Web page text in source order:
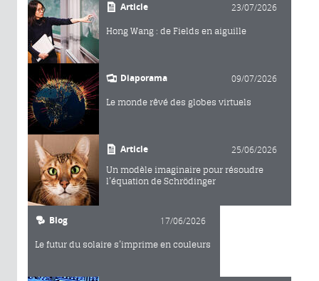
Article 23/07/2026
Hong Wang : de Fields en aiguille
Diaporama 09/07/2026
Le monde rêvé des globes virtuels
Article 25/06/2026
Un modèle imaginaire pour résoudre
l’équation de Schrödinger
Blog 17/06/2026
Le futur du solaire s’imprime en couleurs